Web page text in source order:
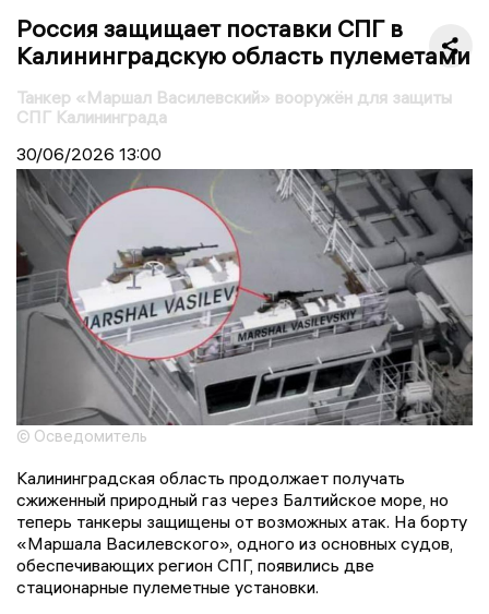
Россия защищает поставки СПГ в
Калининградскую область пулеметами
Танкер «Маршал Василевский» вооружён для защиты
СПГ Калининграда
30/06/2026 13:00
© Осведомитель
Калининградская область продолжает получать
сжиженный природный газ через Балтийское море, но
теперь танкеры защищены от возможных атак. На борту
«Маршала Василевского», одного из основных судов,
обеспечивающих регион СПГ, появились две
стационарные пулеметные установки.